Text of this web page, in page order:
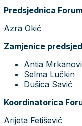
Predsjednica
Azra Okić
Zamjenice
Antia
Selma Lučkin
Dušica Savić
Koordinatorica
Arijeta Fetišević